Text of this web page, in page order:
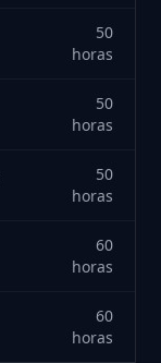
50
horas
50
horas
50
horas
60
horas
60
horas